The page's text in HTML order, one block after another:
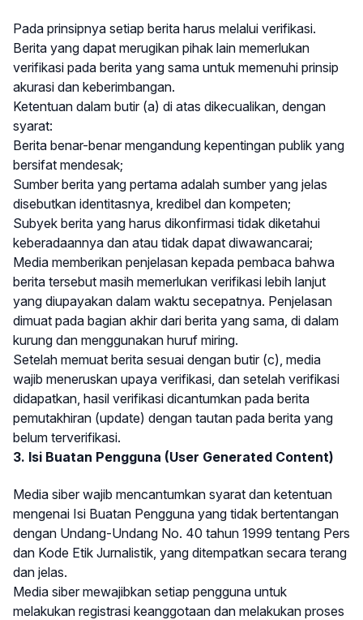
Pada prinsipnya setiap berita harus melalui verifikasi.
Berita yang dapat merugikan pihak lain memerlukan
verifikasi pada berita yang sama untuk memenuhi prinsip
akurasi dan keberimbangan.
Ketentuan dalam butir (a) di atas dikecualikan, dengan
syarat:
Berita benar-benar mengandung kepentingan publik yang
bersifat mendesak;
Sumber berita yang pertama adalah sumber yang jelas
disebutkan identitasnya, kredibel dan kompeten;
Subyek berita yang harus dikonfirmasi tidak diketahui
keberadaannya dan atau tidak dapat diwawancarai;
Media memberikan penjelasan kepada pembaca bahwa
berita tersebut masih memerlukan verifikasi lebih lanjut
yang diupayakan dalam waktu secepatnya. Penjelasan
dimuat pada bagian akhir dari berita yang sama, di dalam
kurung dan menggunakan huruf miring.
Setelah memuat berita sesuai dengan butir (c), media
wajib meneruskan upaya verifikasi, dan setelah verifikasi
didapatkan, hasil verifikasi dicantumkan pada berita
pemutakhiran (update) dengan tautan pada berita yang
belum terverifikasi.
3. Isi Buatan Pengguna (User Generated Content)
Media siber wajib mencantumkan syarat dan ketentuan
mengenai Isi Buatan Pengguna yang tidak bertentangan
dengan Undang-Undang No. 40 tahun 1999 tentang Pers
dan Kode Etik Jurnalistik, yang ditempatkan secara terang
dan jelas.
Media siber mewajibkan setiap pengguna untuk
melakukan registrasi keanggotaan dan melakukan proses